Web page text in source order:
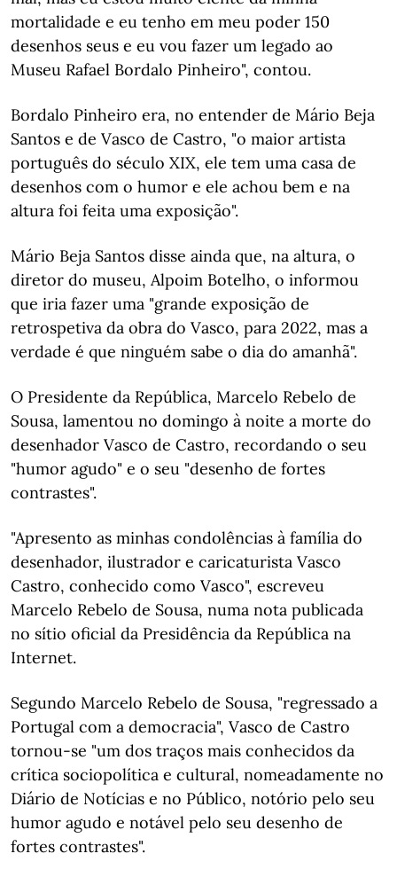
mortalidade e eu tenho em meu poder 150
desenhos seus e eu vou fazer um legado ao
Museu Rafael Bordalo Pinheiro", contou.
Bordalo Pinheiro era, no entender de Mário Beja
Santos e de Vasco de Castro, "o maior artista
português do século XIX, ele tem uma casa de
desenhos com o humor e ele achou bem e na
altura foi feita uma exposição".
Mário Beja Santos disse ainda que, na altura, o
diretor do museu, Alpoim Botelho, o informou
que iria fazer uma "grande exposição de
retrospetiva da obra do Vasco, para 2022, mas a
verdade é que ninguém sabe o dia do amanhã".
O Presidente da República, Marcelo Rebelo de
Sousa, lamentou no domingo à noite a morte do
desenhador Vasco de Castro, recordando o seu
"humor agudo" e o seu "desenho de fortes
contrastes".
"Apresento as minhas condolências à família do
desenhador, ilustrador e caricaturista Vasco
Castro, conhecido como Vasco", escreveu
Marcelo Rebelo de Sousa, numa nota publicada
no sítio oficial da Presidência da República na
Internet.
Segundo Marcelo Rebelo de Sousa, "regressado a
Portugal com a democracia", Vasco de Castro
tornou-se "um dos traços mais conhecidos da
crítica sociopolítica e cultural, nomeadamente no
Diário de Notícias e no Público, notório pelo seu
humor agudo e notável pelo seu desenho de
fortes contrastes".